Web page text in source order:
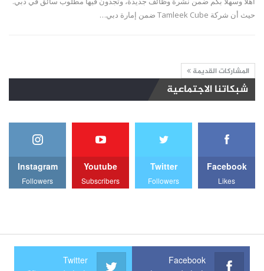
حيث أن شركة Tamleek Cube ضمن إمارة دبي…
المشاركات القديمة
شبكاتنا الاجتماعية
Facebook
Likes
Twitter
Followers
Youtube
Subscribers
Instagram
Followers
Facebook
Twitter